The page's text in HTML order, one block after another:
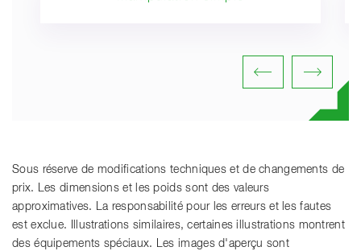
Sous réserve de modifications techniques et de changements de
prix. Les dimensions et les poids sont des valeurs
approximatives. La responsabilité pour les erreurs et les fautes
est exclue. Illustrations similaires, certaines illustrations montrent
des équipements spéciaux. Les images d'aperçu sont